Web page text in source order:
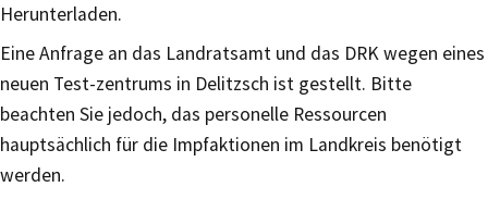
Herunterladen.
Eine Anfrage an das Landratsamt und das DRK wegen eines
neuen Test-zentrums in Delitzsch ist gestellt. Bitte
beachten Sie jedoch, das personelle Ressourcen
hauptsächlich für die Impfaktionen im Landkreis benötigt
werden.